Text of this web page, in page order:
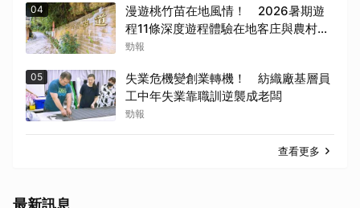
04
漫遊桃竹苗在地風情！ 2026暑期遊
程11條深度遊程體驗在地客庄與農村魅
力
勁報
05
失業危機變創業轉機！ 紡織廠基層員
工中年失業靠職訓逆襲成老闆
勁報
查看更多
最新訊息